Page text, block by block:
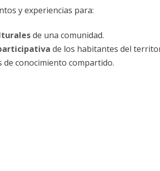
y experiencias para:
de una comunidad.
de los habitantes del
de conocimiento compartido.